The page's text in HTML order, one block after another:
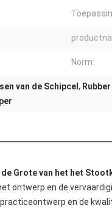
Norm:
van de Schipcel ,
Grote van het het
ontwerp en de
en de